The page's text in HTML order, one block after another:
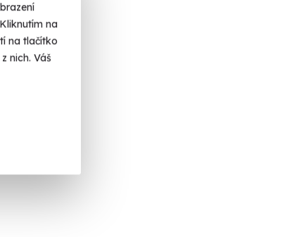
na
na tlačítko
nich. Váš